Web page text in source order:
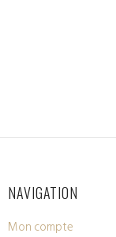
NAVIGATION
Mon compte